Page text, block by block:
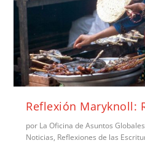
Reflexión Maryknoll:
por La Oficina de Asuntos
Noticias, Reflexiones de las